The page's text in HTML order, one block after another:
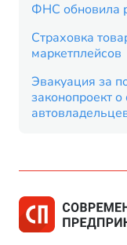
ФНС обновила
Страховка
маркетплейсов
Эвакуация за
законопроект